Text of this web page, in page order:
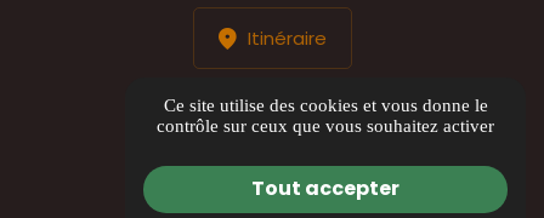
Itinéraire
HORAIRES
Lundi au jeudi : 8h00 à 17h00
Vendredi : 8h00 à 12h00
Ce site utilise des cookies et vous donne le
contrôle sur ceux que vous souhaitez activer
Tout accepter